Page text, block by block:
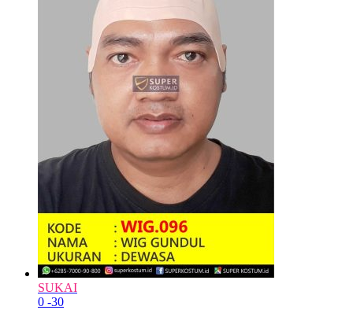
SUKAI
0 -30